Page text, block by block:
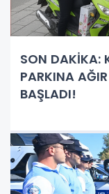
SON DAKİKA:
PARKINA
BAŞLADI!